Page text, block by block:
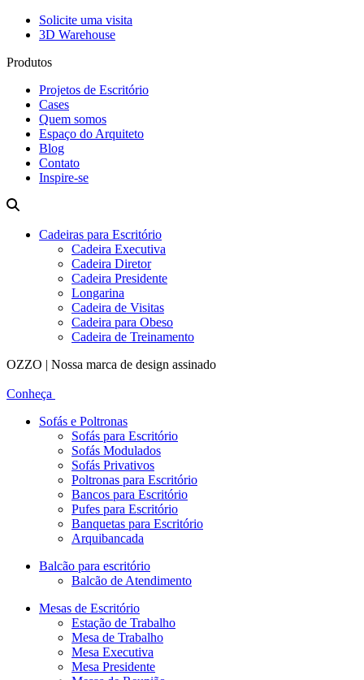
Solicite uma visita
3D Warehouse
Produtos
Projetos de Escritório
Cases
Quem somos
Espaço do Arquiteto
Blog
Contato
Inspire-se
Cadeiras para Escritório
Cadeira Executiva
Cadeira Diretor
Cadeira Presidente
Longarina
Cadeira de Visitas
Cadeira para Obeso
Cadeira de Treinamento
OZZO | Nossa marca de design assinado
Conheça
Sofás e Poltronas
Sofás para Escritório
Sofás Modulados
Sofás Privativos
Poltronas para Escritório
Bancos para Escritório
Pufes para Escritório
Banquetas para Escritório
Arquibancada
Balcão para escritório
Balcão de Atendimento
Mesas de Escritório
Estação de Trabalho
Mesa de Trabalho
Mesa Executiva
Mesa Presidente